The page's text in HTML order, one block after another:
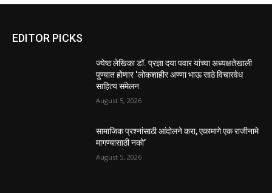
EDITOR PICKS
ज्येष्ठ लेखिका डॉ. प्रज्ञा दया पवार यांच्या अध्यक्षतेखाली
पुण्यात होणार ‘लोकशाहीर अण्णा भाऊ साठे विचारवेध
साहित्य संमेलन
August 5, 2026
सामाजिक प्रश्नांसाठी आंदोलने करा, एकामागे एक राजीनामे
मागण्यासाठी नको’
August 5, 2026